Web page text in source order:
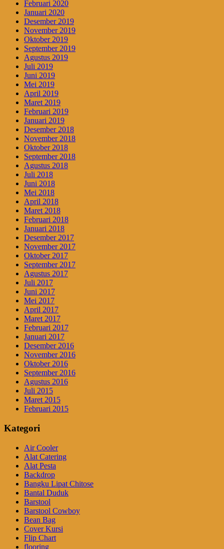
Februari 2020
Januari 2020
Desember 2019
November 2019
Oktober 2019
September 2019
Agustus 2019
Juli 2019
Juni 2019
Mei 2019
April 2019
Maret 2019
Februari 2019
Januari 2019
Desember 2018
November 2018
Oktober 2018
September 2018
Agustus 2018
Juli 2018
Juni 2018
Mei 2018
April 2018
Maret 2018
Februari 2018
Januari 2018
Desember 2017
November 2017
Oktober 2017
September 2017
Agustus 2017
Juli 2017
Juni 2017
Mei 2017
April 2017
Maret 2017
Februari 2017
Januari 2017
Desember 2016
November 2016
Oktober 2016
September 2016
Agustus 2016
Juli 2015
Maret 2015
Februari 2015
Kategori
Air Cooler
Alat Catering
Alat Pesta
Backdrop
Bangku Lipat Chitose
Bantal Duduk
Barstool
Barstool Cowboy
Bean Bag
Cover Kursi
Flip Chart
flooring